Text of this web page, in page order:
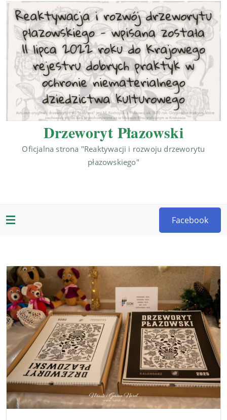
Drzeworyt Płazowski
Oficjalna strona "Reaktywacji i rozwoju drzeworytu
płazowskiego"
Facebook